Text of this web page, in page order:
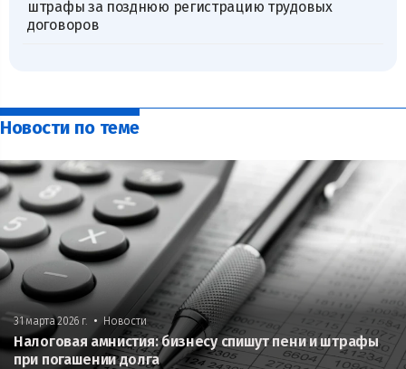
штрафы за позднюю регистрацию трудовых
договоров
Новости по теме
31 марта 2026 г. • Новости
Налоговая амнистия: бизнесу спишут пени и штрафы
при погашении долга